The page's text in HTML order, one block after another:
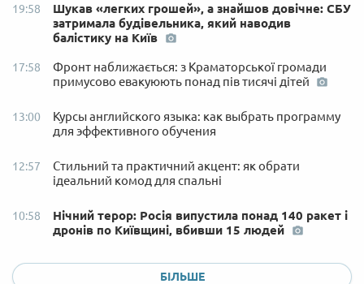
19:58
Шукав «легких грошей», а знайшов довічне: СБУ
затримала будівельника, який наводив
балістику на Київ
17:58
Фронт наближається: з Краматорської громади
примусово евакуюють понад пів тисячі дітей
13:00
Курсы английского языка: как выбрать программу
для эффективного обучения
12:57
Стильний та практичний акцент: як обрати
ідеальний комод для спальні
10:58
Нічний терор: Росія випустила понад 140 ракет і
дронів по Київщині, вбивши 15 людей
БІЛЬШЕ